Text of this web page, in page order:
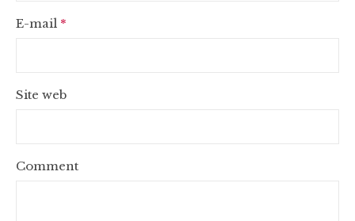
E-mail *
Site web
Comment